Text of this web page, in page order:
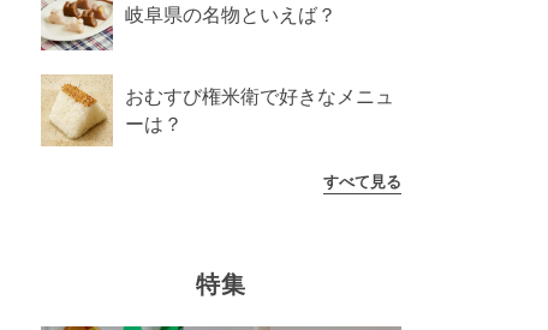
岐阜県の名物といえば？
おむすび権米衛で好きなメニュ
ーは？
すべて見る
特集